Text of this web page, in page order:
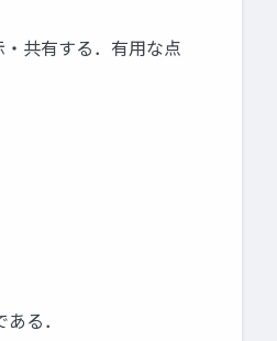
共有する．有用な点
る．